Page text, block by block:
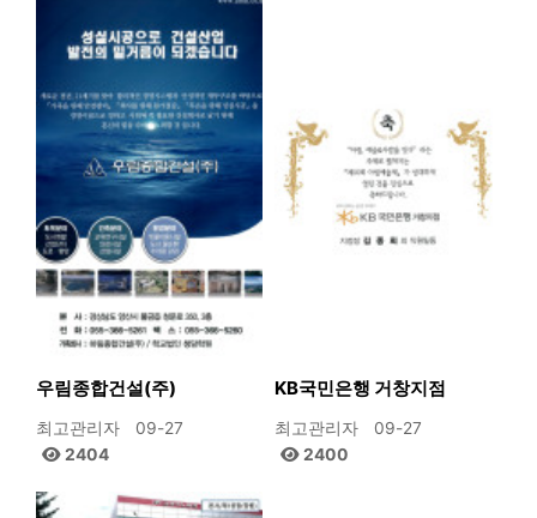
우림종합건설(주)
최고관리자
09-27
2404
KB국민은행 거창지점
최고관리자
09-27
2400